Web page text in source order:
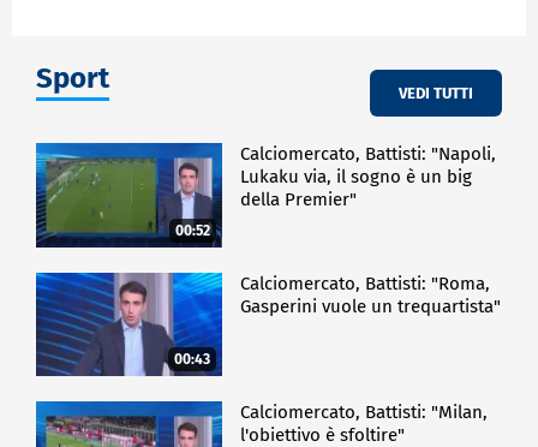
Sport VEDI TUTTI
00:52
Calciomercato, Battisti: "Napoli,
Lukaku via, il sogno è un big
della Premier"
00:43
Calciomercato, Battisti: "Roma,
Gasperini vuole un trequartista"
Calciomercato, Battisti: "Milan,
l'obiettivo è sfoltire"